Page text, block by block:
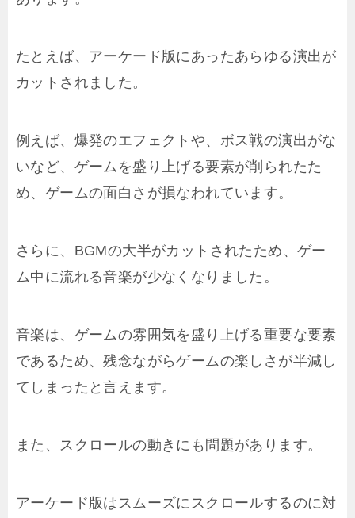
たとえば、アーケード版にあったあらゆる演出が
カットされました。
例えば、爆発のエフェクトや、ボス戦の演出がな
いなど、ゲームを盛り上げる要素が削られたた
め、ゲームの面白さが損なわれています。
さらに、BGMの大半がカットされたため、ゲー
ム中に流れる音楽が少なくなりました。
音楽は、ゲームの雰囲気を盛り上げる重要な要素
であるため、残念ながらゲームの楽しさが半減し
てしまったと言えます。
また、スクロールの動きにも問題があります。
アーケード版はスムーズにスクロールするのに対